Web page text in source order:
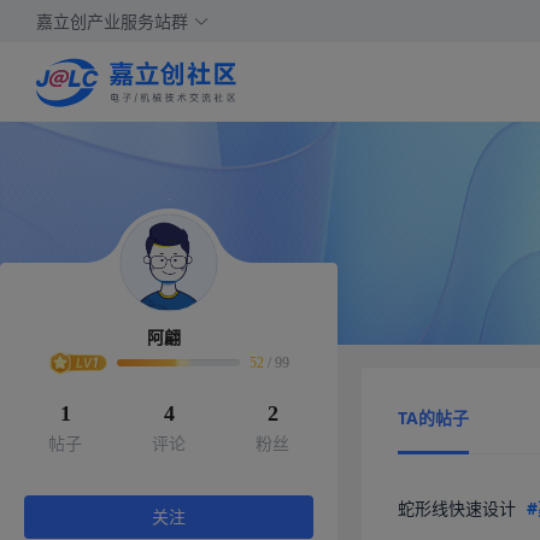
嘉立创产业服务站群
阿翩
52 / 99
1
帖子
4
评论
2
粉丝
关注
TA的帖子
蛇形线快速设计 #